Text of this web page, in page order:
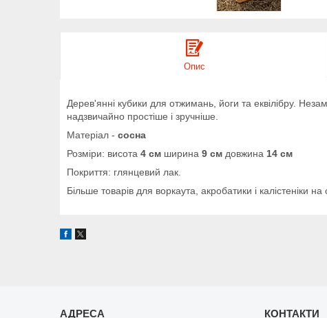
Опис
Дерев'янні кубики для отжимань, йоги та еквілібру.
надзвичайно простіше і зручніше.
Матеріал - сосна
Розміри: висота 4 см ширина 9 см довжина 14 см
Покриття: глянцевий лак.
Більше товарів для воркаута, акробатики і калістеніки на